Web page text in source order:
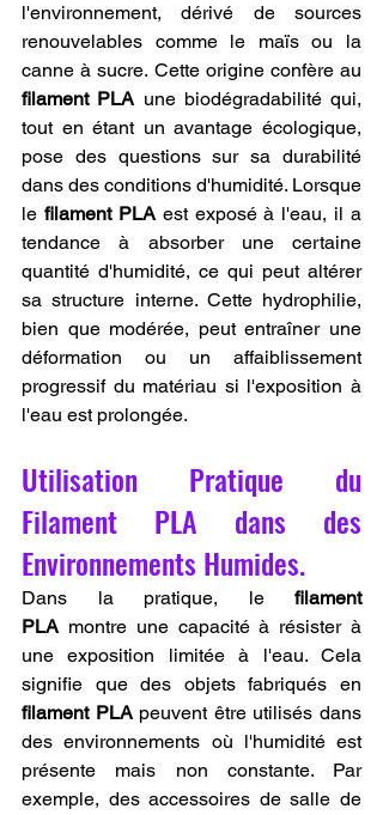
l'environnement, dérivé de sources
renouvelables comme le maïs ou la
filament PLA une biodégradabilité qui,
tout en étant un avantage écologique,
pose des questions sur sa durabilité
dans des conditions d'humidité. Lorsque
le filament PLA est exposé à l'eau, il a
tendance à absorber une certaine
quantité d'humidité, ce qui peut altérer
sa structure interne. Cette hydrophilie,
bien que modérée, peut entraîner une
déformation ou un affaiblissement
progressif du matériau si l'exposition à
l'eau est prolongée.
Utilisation Pratique du
Filament PLA dans des
Environnements Humides.
Dans la pratique, le filament
PLA montre une capacité à résister à
une exposition limitée à l'eau. Cela
filament PLA peuvent être utilisés dans
des environnements où l'humidité est
présente mais non constante. Par
exemple, des accessoires de salle de